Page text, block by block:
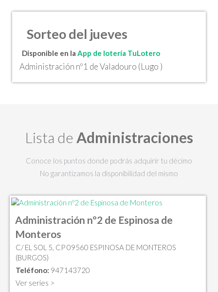
Sorteo del jueves
Disponible en la App de lotería TuLotero
Administración nº1 de Valadouro (Lugo )
Lista de Administraciones
Conoce los puntos donde podrás adquirir tu décimo
No garantizamos la disponibilidad del mismo
Administración nº2 de Espinosa de
Monteros
C/ EL SOL 5, CP 09560 ESPINOSA DE MONTEROS
(BURGOS)
Teléfono: 947143720
Ver series >